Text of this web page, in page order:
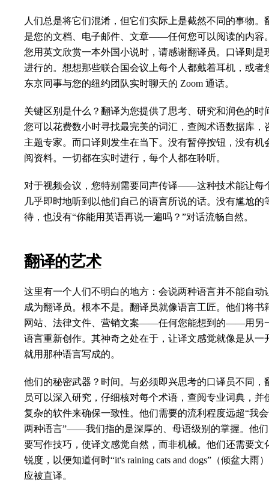
人们总是将它们混淆，但它们实际上是截然不同的事物。
是您的文档、电子邮件、文章——任何您可以阅读的内容
您用英文欣赏一本外国小说时，请感谢翻译员。口译则是
进行的。想想那些联合国会议上每个人都戴着耳机，或者
东京同事与您的纽约团队实时聊天的 Zoom 通话。
关键区别是什么？翻译为您提供了思考、研究和润色的时
您可以花费数小时寻找最完美的词汇，查阅术语数据库，
主题专家。而口译则发生在当下。没有暂停按钮，没有机
阅资料。一切都在实时进行，每个人都在聆听。
对于视频会议，您特别需要同声传译——这种技术能让每
几乎即时地听到以他们自己的语言所说的话。没有尴尬的
待，也没有“你能用英语再说一遍吗？”对话流畅自然。
翻译的艺术
这里有一个人们不明白的地方：会说两种语言并不能自动
成为翻译员。根本不是。翻译员就像语言工匠。他们将书
网站、法律文件、营销文案——任何您能想到的——用另
语言重新创作。其神奇之处在于，让译文感觉就像是从一
就用那种语言写成的。
他们的秘密武器？时间。与必须即兴思考的口译员不同，
员可以深入研究，仔细核对每个术语，查阅专业词典，并
复杂的软件来确保一致性。他们需要的流利程度远超“我
两种语言”——我们指的是深厚的、母语级别的掌握。他
要写作技巧，使译文感觉自然，而非机械。他们还需要文
锐度，以便知道何时“it's raining cats and dogs”（倾盆大雨
应被直译。